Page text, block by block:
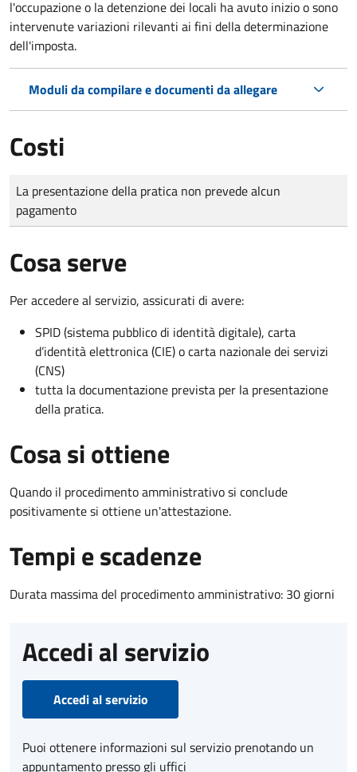
l'occupazione o la detenzione dei locali ha avuto inizio o sono
intervenute variazioni rilevanti ai fini della determinazione
dell'imposta.
Moduli da compilare e documenti da allegare
Costi
Tipo di pagamento
Importo
La presentazione della pratica non prevede alcun
pagamento
Cosa serve
Per accedere al servizio, assicurati di avere:
SPID (sistema pubblico di identità digitale), carta
d’identità elettronica (CIE) o carta nazionale dei servizi
(CNS)
tutta la documentazione prevista per la presentazione
della pratica.
Cosa si ottiene
Quando il procedimento amministrativo si conclude
positivamente si ottiene un'attestazione.
Tempi e scadenze
Durata massima del procedimento amministrativo: 30 giorni
Accedi al servizio
Accedi al servizio
Puoi ottenere informazioni sul servizio prenotando un
appuntamento presso gli uffici